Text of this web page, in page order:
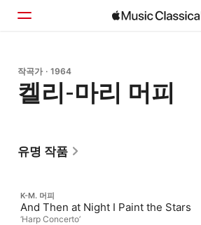
홈
둘러보기
작곡가 · 1964
켈리-마리 머피
유명 작품
K-M. 머피
And Then at Night I Paint the Stars
‘Harp Concerto’